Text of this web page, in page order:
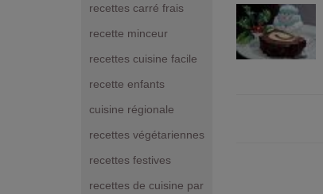
recettes carré frais
recette minceur
recettes cuisine facile
recette enfants
cuisine régionale
recettes végétariennes
recettes festives
recettes de cuisine par